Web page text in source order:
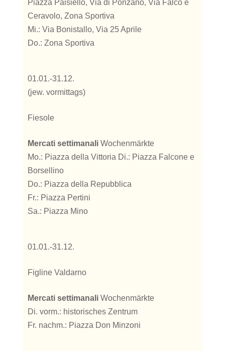
Piazza Paisiello, Via di Ponzano, Via Falco e
Ceravolo, Zona Sportiva
Mi.: Via Bonistallo, Via 25 Aprile
Do.: Zona Sportiva
01.01.-31.12.
(jew. vormittags)
Fiesole
Mercati settimanali Wochenmärkte
Mo.: Piazza della Vittoria Di.: Piazza Falcone e
Borsellino
Do.: Piazza della Repubblica
Fr.: Piazza Pertini
Sa.: Piazza Mino
01.01.-31.12.
Figline Valdarno
Mercati settimanali Wochenmärkte
Di. vorm.: historisches Zentrum
Fr. nachm.: Piazza Don Minzoni